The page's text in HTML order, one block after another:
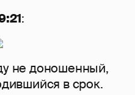
:
не доношенный,
в срок.